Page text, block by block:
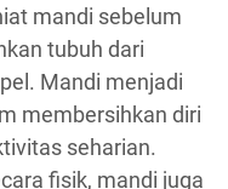
mandi sebelum
tubuh dari
Mandi menjadi
membersihkan diri
seharian.
fisik, mandi juga